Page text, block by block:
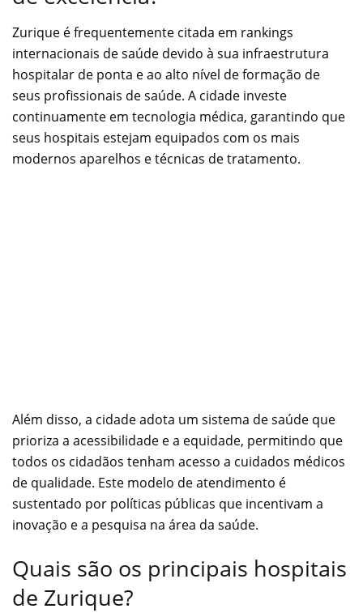
Zurique é frequentemente citada em rankings
internacionais de saúde devido à sua infraestrutura
hospitalar de ponta e ao alto nível de formação de
seus profissionais de saúde. A cidade investe
continuamente em tecnologia médica, garantindo que
seus hospitais estejam equipados com os mais
modernos aparelhos e técnicas de tratamento.
Além disso, a cidade adota um sistema de saúde que
prioriza a acessibilidade e a equidade, permitindo que
todos os cidadãos tenham acesso a cuidados médicos
de qualidade. Este modelo de atendimento é
sustentado por políticas públicas que incentivam a
inovação e a pesquisa na área da saúde.
Quais são os principais hospitais
de Zurique?